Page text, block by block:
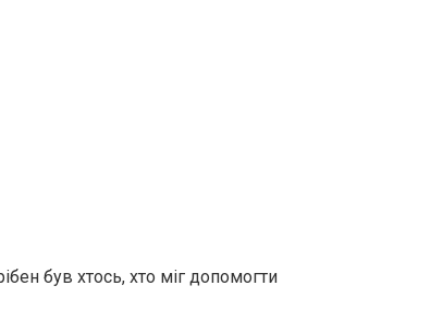
був хтось, хто міг допомогти